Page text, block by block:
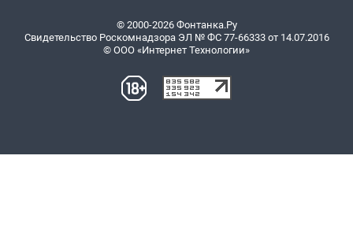
© 2000-2026 Фонтанка.Ру
Свидетельство Роскомнадзора ЭЛ № ФС 77-66333 от 14.07.2016
© ООО «Интернет Технологии»